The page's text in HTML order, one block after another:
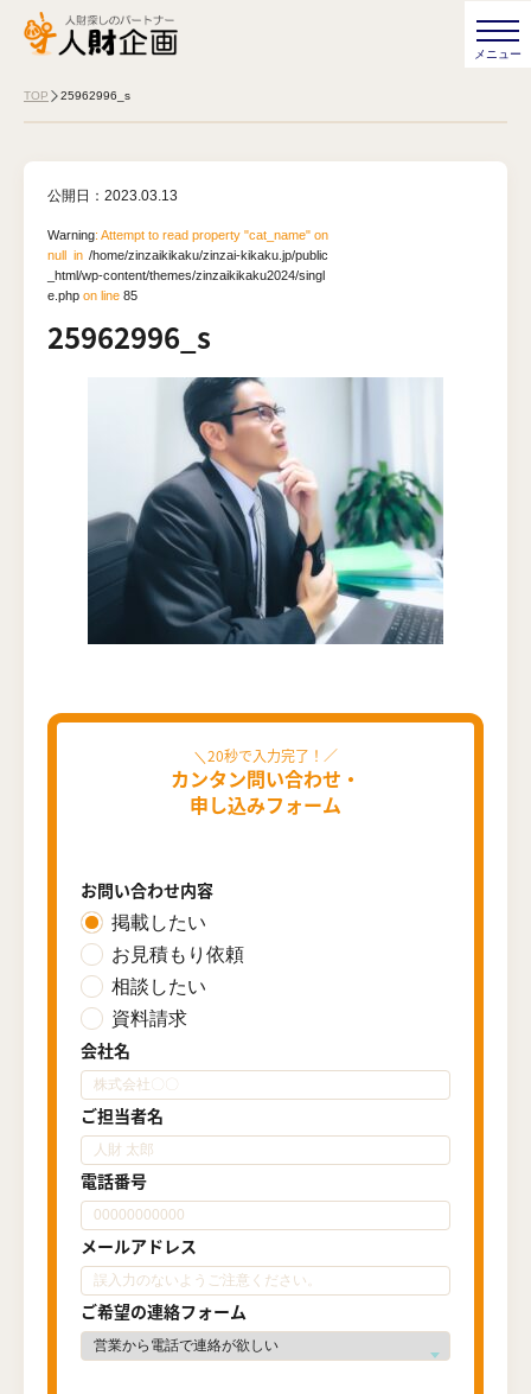
TOP 25962996_s
公開日： 2023.03.13
Warning: Attempt to read property "cat_name" on
null in/home/zinzaikikaku/zinzai-kikaku.jp/public
_html/wp-content/themes/zinzaikikaku2024/singl
e.php on line 85
25962996_s
カンタン問い合わせ・
申し込みフォーム
お問い合わせ内容
掲載したい
お見積もり依頼
相談したい
資料請求
会社名
ご担当者名
電話番号
メールアドレス
ご希望の連絡フォーム